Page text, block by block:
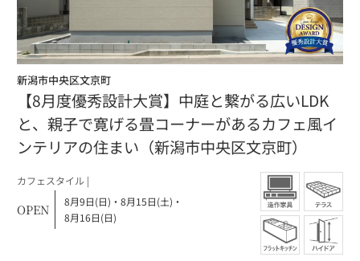
新潟市中央区文京町
【8月度優秀設計大賞】中庭と繋がる広いLDK
と、親子で寛げる畳コーナーがあるカフェ風イ
ンテリアの住まい（新潟市中央区文京町）
カフェスタイル |
OPEN
8月9日(日) ・ 8月15日(土) ・
8月16日(日)